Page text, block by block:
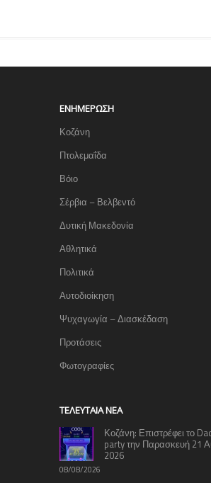
ΕΝΗΜΈΡΩΣΗ
Κοζάνη
Πτολεμαΐδα
Βόιο
Σέρβια – Βελβεντό
Δυτική Μακεδονία
Αθλητικά
Πολιτικά
Αυτοδιοίκηση
Ψυχαγωγία – Διασκέδαση
Προτάσεις
Φωτογραφίες
TΕΛΕΥΤΑΊΑ ΝΈΑ
Κοζάνη: Επιστρέφει το
party την Παρασκευή 21
2026
08/08/2026